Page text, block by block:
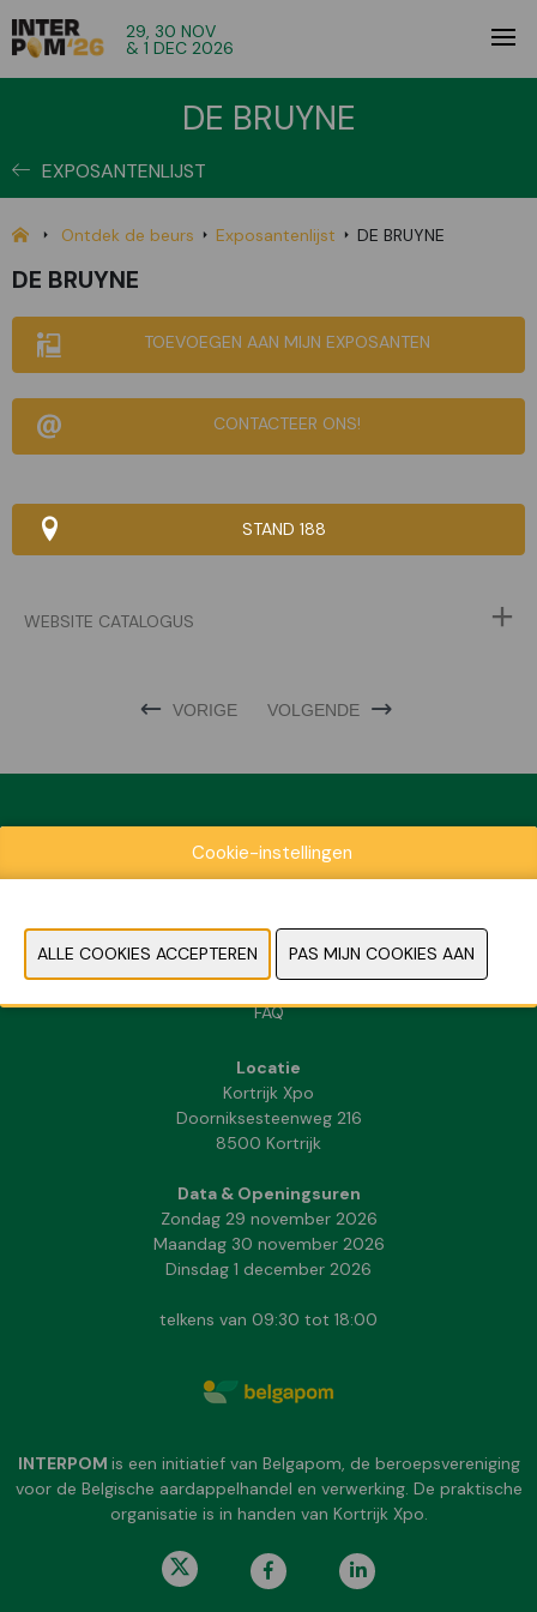
29, 30 NOV
& 1 DEC 2026
DE BRUYNE
EXPOSANTENLIJST
Ontdek de beurs Exposantenlijst DE BRUYNE
DE BRUYNE
TOEVOEGEN AAN MIJN EXPOSANTEN
CONTACTEER ONS!
STAND 188
WEBSITE CATALOGUS
VORIGE VOLGENDE
Exposantenlijst
Contact
Pers- en beeldmateriaal
FAQ
Locatie
Kortrijk Xpo
Doorniksesteenweg 216
8500 Kortrijk
Data & Openingsuren
Zondag 29 november 2026
Maandag 30 november 2026
Dinsdag 1 december 2026
telkens van 09:30 tot 18:00
INTERPOM is een initiatief van Belgapom, de beroepsvereniging
voor de Belgische aardappelhandel en verwerking. De praktische
organisatie is in handen van Kortrijk Xpo.
Cookie-instellingen